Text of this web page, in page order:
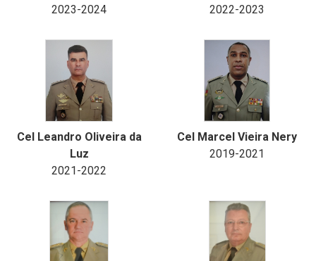
2023-2024
2022-2023
Cel Leandro Oliveira da
Luz
2021-2022
Cel Marcel Vieira Nery
2019-2021